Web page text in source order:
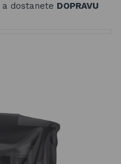
a dostanete DOPRAVU